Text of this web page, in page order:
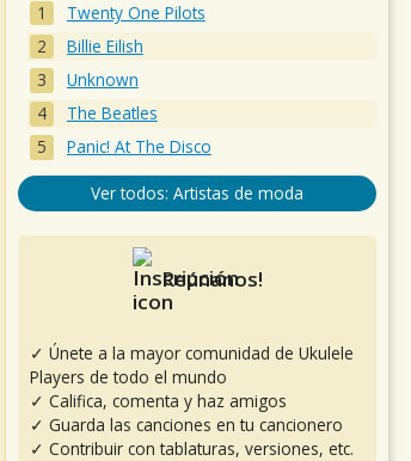
Twenty One Pilots
Billie Eilish
Unknown
The Beatles
Panic! At The Disco
Ver todos: Artistas de moda
Reúnanos!
✓ Únete a la mayor comunidad de Ukulele
Players de todo el mundo
✓ Califica, comenta y haz amigos
✓ Guarda las canciones en tu cancionero
✓ Contribuir con tablaturas, versiones, etc.